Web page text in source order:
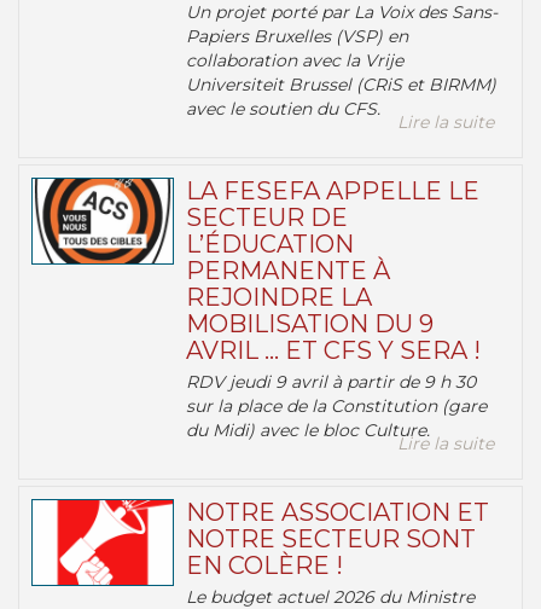
Un projet porté par La Voix des Sans-
Papiers Bruxelles (VSP) en
collaboration avec la Vrije
Universiteit Brussel (CRiS et BIRMM)
avec le soutien du CFS.
Lire la suite
LA FESEFA APPELLE LE
SECTEUR DE
L’ÉDUCATION
PERMANENTE À
REJOINDRE LA
MOBILISATION DU 9
AVRIL … ET CFS Y SERA !
RDV jeudi 9 avril à partir de 9 h 30
sur la place de la Constitution (gare
du Midi) avec le bloc Culture.
Lire la suite
NOTRE ASSOCIATION ET
NOTRE SECTEUR SONT
EN COLÈRE !
Le budget actuel 2026 du Ministre